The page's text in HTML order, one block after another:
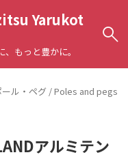
Yarukot
もっと豊かに。
ール・ペグ / Poles and pegs
アルミテン